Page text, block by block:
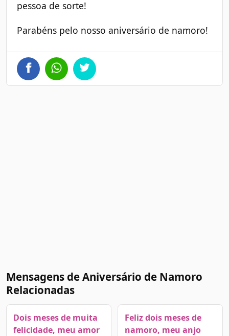
pessoa de sorte!
Parabéns pelo nosso aniversário de namoro!
Mensagens de Aniversário de Namoro
Relacionadas
Dois meses de muita
felicidade, meu amor
Feliz dois meses de
namoro, meu anjo